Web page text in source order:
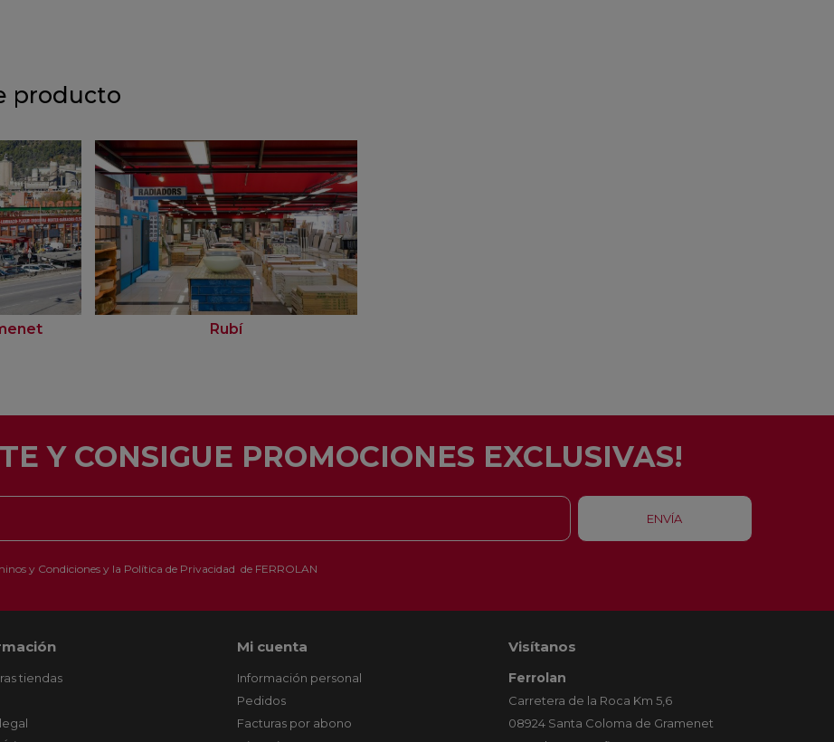
producto
Rubí
Y CONSIGUE PROMOCIONES EXCLUSIVAS!
y Condicionesy la Política de Privacidad de FERROLAN
tiendas
Mi cuenta
Información personal
Pedidos
Facturas por abono
Visítanos
Ferrolan
Carretera de la Roca Km 5,6
08924 Santa Coloma de Gramenet